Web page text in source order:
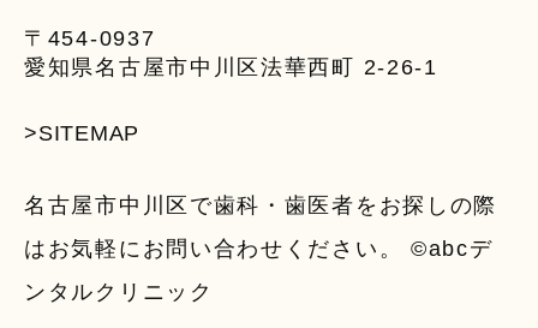
〒454-0937
愛知県名古屋市中川区法華西町 2-26-1
>SITEMAP
名古屋市中川区で歯科・歯医者をお探しの際
はお気軽にお問い合わせください。 ©abcデ
ンタルクリニック